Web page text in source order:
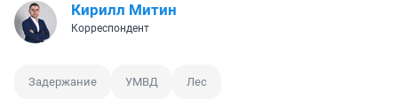
Кирилл Митин
Корреспондент
Задержание УМВД Лес